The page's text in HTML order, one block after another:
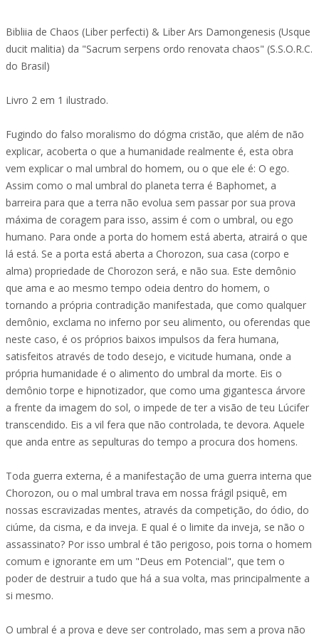
Bibliia de Chaos (Liber perfecti) & Liber Ars Damongenesis (Usque
ducit malitia) da "Sacrum serpens ordo renovata chaos" (S.S.O.R.C.
do Brasil)
Livro 2 em 1 ilustrado.
Fugindo do falso moralismo do dógma cristão, que além de não
explicar, acoberta o que a humanidade realmente é, esta obra
vem explicar o mal umbral do homem, ou o que ele é: O ego.
Assim como o mal umbral do planeta terra é Baphomet, a
barreira para que a terra não evolua sem passar por sua prova
máxima de coragem para isso, assim é com o umbral, ou ego
humano. Para onde a porta do homem está aberta, atrairá o que
lá está. Se a porta está aberta a Chorozon, sua casa (corpo e
alma) propriedade de Chorozon será, e não sua. Este demônio
que ama e ao mesmo tempo odeia dentro do homem, o
tornando a própria contradição manifestada, que como qualquer
demônio, exclama no inferno por seu alimento, ou oferendas que
neste caso, é os próprios baixos impulsos da fera humana,
satisfeitos através de todo desejo, e vicitude humana, onde a
própria humanidade é o alimento do umbral da morte. Eis o
demônio torpe e hipnotizador, que como uma gigantesca árvore
a frente da imagem do sol, o impede de ter a visão de teu Lúcifer
transcendido. Eis a vil fera que não controlada, te devora. Aquele
que anda entre as sepulturas do tempo a procura dos homens.
Toda guerra externa, é a manifestação de uma guerra interna que
Chorozon, ou o mal umbral trava em nossa frágil psiquê, em
nossas escravizadas mentes, através da competição, do ódio, do
ciúme, da cisma, e da inveja. E qual é o limite da inveja, se não o
assassinato? Por isso umbral é tão perigoso, pois torna o homem
comum e ignorante em um "Deus em Potencial", que tem o
poder de destruir a tudo que há a sua volta, mas principalmente a
si mesmo.
O umbral é a prova e deve ser controlado, mas sem a prova não